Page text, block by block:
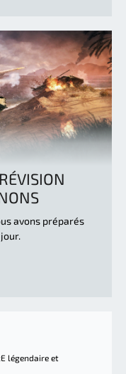
avons préparés
légendaire et